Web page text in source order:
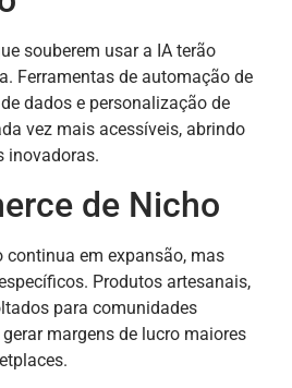
souberem usar a IA terão
Ferramentas de automação de
dados e personalização de
vez mais acessíveis, abrindo
inovadoras.
de Nicho
continua em expansão, mas
Produtos artesanais,
para comunidades
margens de lucro maiores